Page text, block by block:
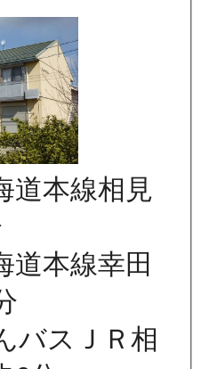
道本線相見
道本線幸田
バスＪＲ相